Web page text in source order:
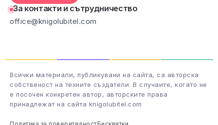
За контакти и сътрудничество
office@knigolubitel.com
Всички материали, публикувани на сайта, са авторска
собственост на техните създатели. В случаите, когато не
е посочен конкретен автор, авторските права
принадлежат на сайта knigolubitel.com